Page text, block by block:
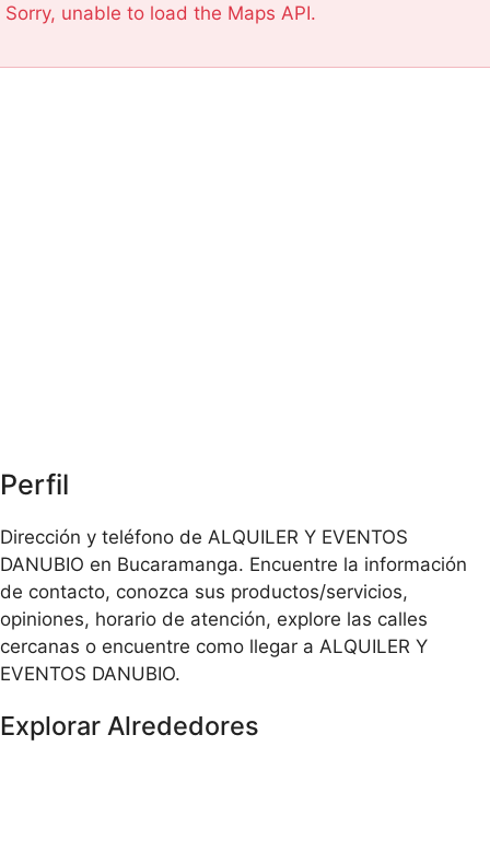
Sorry, unable to load the Maps API.
Perfil
Dirección y teléfono de ALQUILER Y EVENTOS
DANUBIO en Bucaramanga. Encuentre la información
de contacto, conozca sus productos/servicios,
opiniones, horario de atención, explore las calles
cercanas o encuentre como llegar a ALQUILER Y
EVENTOS DANUBIO.
Explorar Alrededores